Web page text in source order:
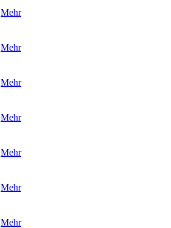
Mehr
Mehr
Mehr
Mehr
Mehr
Mehr
Mehr